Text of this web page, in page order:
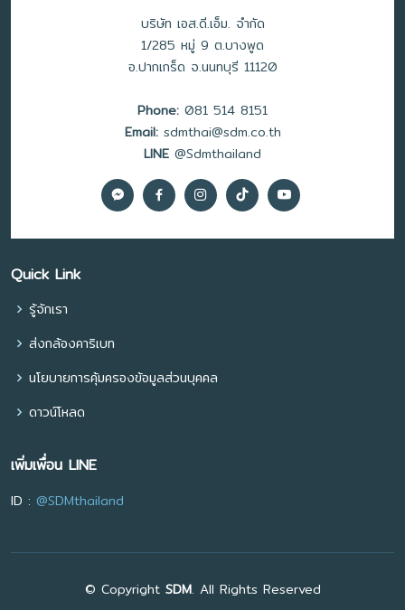
บริษัท เอส.ดี.เอ็ม. จำกัด
1/285 หมู่ 9 ต.บางพูด
อ.ปากเกร็ด จ.นนทบุรี 11120
Phone: 081 514 8151
Email:sdmthai@sdm.co.th
LINE @Sdmthailand
Quick Link
รู้จักเรา
ส่งกล้องคาริเบท
นโยบายการคุ้มครองข้อมูลส่วนบุคคล
ดาวน์โหลด
เพิ่มเพื่อน LINE
ID : @SDMthailand
© Copyright SDM. All Rights Reserved